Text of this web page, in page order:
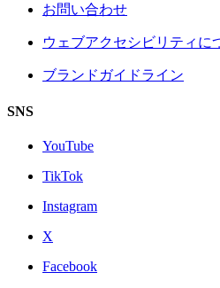
お問い合わせ
ウェブアクセシビリティに
ブランドガイドライン
SNS
YouTube
TikTok
Instagram
X
Facebook